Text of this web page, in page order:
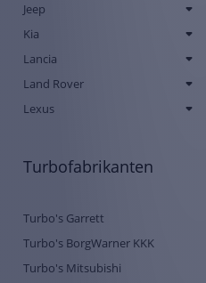
Jeep
Kia
Lancia
Land Rover
Lexus
Turbofabrikanten
Turbo's Garrett
Turbo's BorgWarner KKK
Turbo's Mitsubishi